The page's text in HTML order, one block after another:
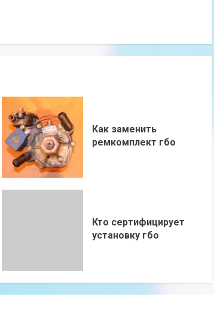
Как заменить
ремкомплект гбо
Кто сертифицирует
установку гбо